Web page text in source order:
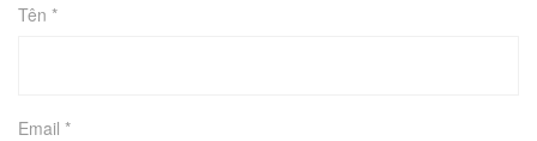
Tên *
Email *